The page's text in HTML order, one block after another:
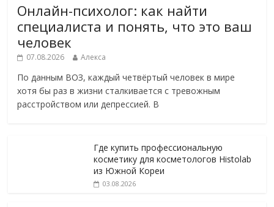
Онлайн-психолог: как найти
специалиста и понять, что это ваш
человек
07.08.2026 Алекса
По данным ВОЗ, каждый четвёртый человек в мире
хотя бы раз в жизни сталкивается с тревожным
расстройством или депрессией. В
Где купить профессиональную
косметику для косметологов Histolab
из Южной Кореи
03.08.2026